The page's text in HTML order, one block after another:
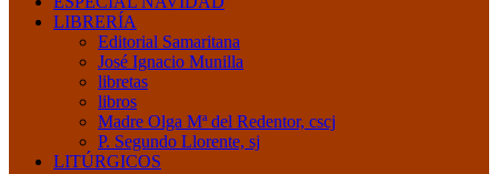
LIBRERÍA
Editorial Samaritana
José Ignacio Munilla
libretas
libros
Madre Olga Mª del Redentor, cscj
P. Segundo Llorente, sj
LITÚRGICOS